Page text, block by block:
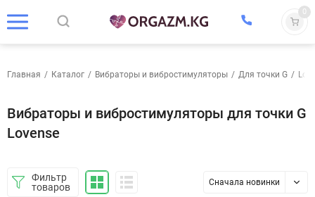
0
Главная / Каталог / Вибраторы и вибростимуляторы / Для точки G /
Вибраторы и вибростимуляторы для точки G
Lovense
Фильтр
товаров
Сначала новинки